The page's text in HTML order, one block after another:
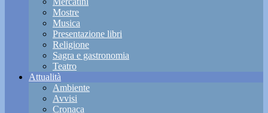
Mostre
Musica
Presentazione libri
Religione
Sagra e gastronomia
Teatro
Attualità
Ambiente
Avvisi
Cronaca